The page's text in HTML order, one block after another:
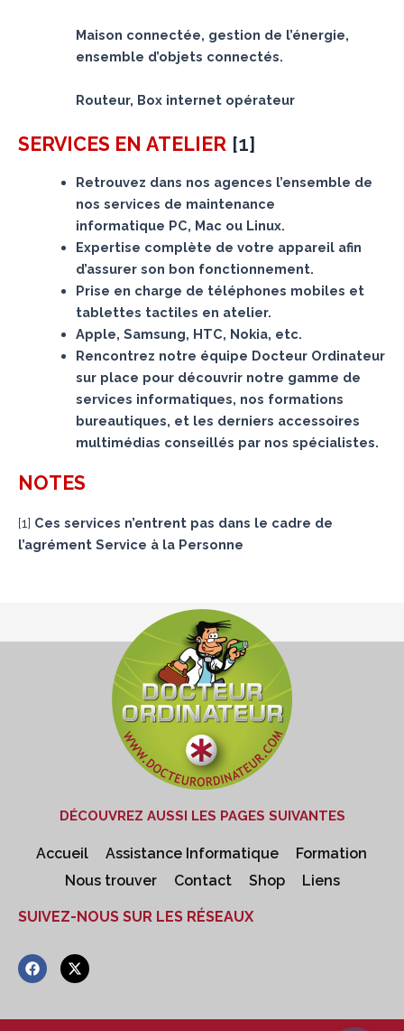
Maison connectée, gestion de l’énergie,
ensemble d’objets connectés.
Routeur, Box internet opérateur
SERVICES EN ATELIER [1]
Retrouvez dans nos agences l’ensemble de
nos services de maintenance
informatique PC, Mac ou Linux.
Expertise complète de votre appareil afin
d’assurer son bon fonctionnement.
Prise en charge de téléphones mobiles et
tablettes tactiles en atelier.
Apple, Samsung, HTC, Nokia, etc.
Rencontrez notre équipe Docteur Ordinateur
sur place pour découvrir notre gamme de
services informatiques, nos formations
bureautiques, et les derniers accessoires
multimédias conseillés par nos spécialistes.
NOTES
[1] Ces services n’entrent pas dans le cadre de
l’agrément Service à la Personne
DÉCOUVREZ AUSSI LES PAGES SUIVANTES
Accueil Assistance Informatique
Formation
Nous trouver
Contact Shop Liens
SUIVEZ-NOUS SUR LES RÉSEAUX
F
a
b
X
-
i